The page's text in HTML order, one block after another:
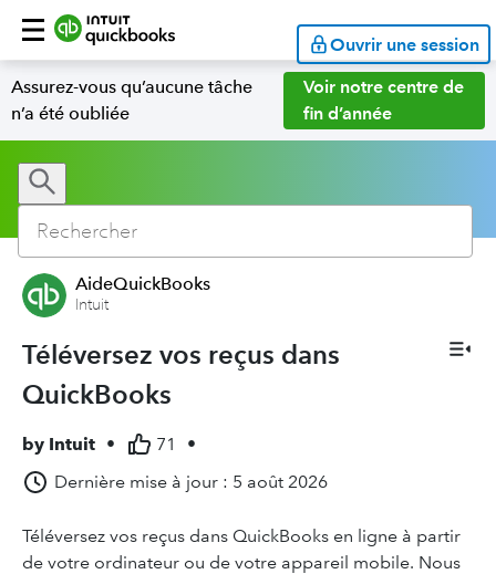
Ouvrir une session
Assurez-vous qu’aucune tâche
n’a été oubliée
Voir notre centre de
fin d’année
AideQuickBooks
Intuit
Téléversez vos reçus dans
QuickBooks
by Intuit • 71
•
Dernière mise à jour : 5 août 2026
Téléversez vos reçus dans QuickBooks en ligne à partir
de votre ordinateur ou de votre appareil mobile. Nous